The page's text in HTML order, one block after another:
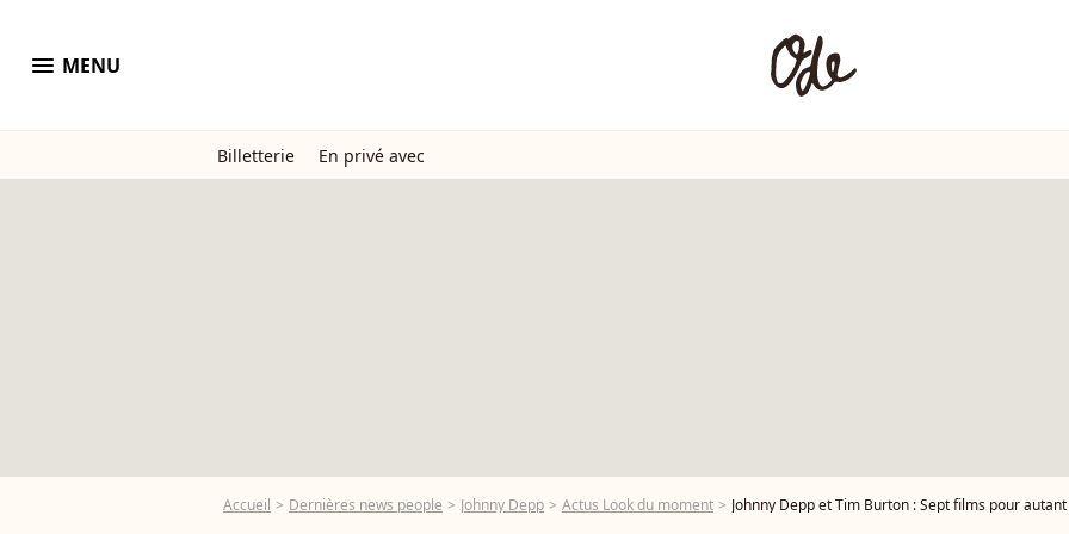
menu MENU
Billetterie En privé avec
Accueil Dernières news people Johnny Depp Actus Look du moment Johnny Depp et Tim Burton : Sept films pour